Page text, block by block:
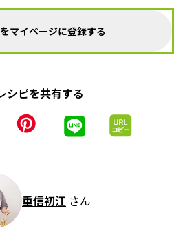
マイページに登録する
シピを共有する
重信初江 さん